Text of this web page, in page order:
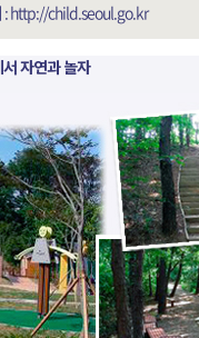
:http://child.seoul.go.kr
자연과 놀자